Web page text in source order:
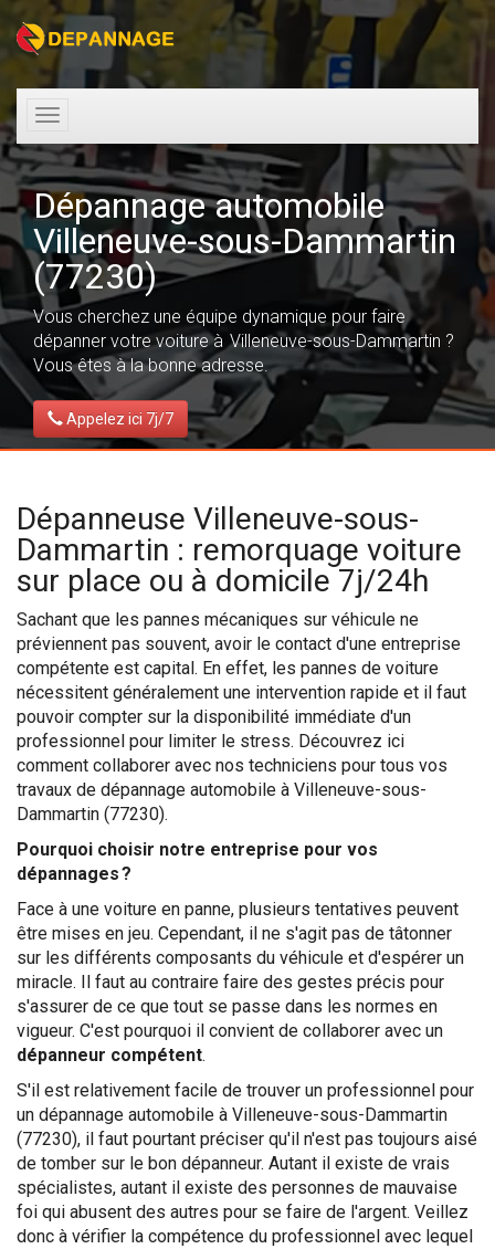
Toggle
navigation
Dépannage automobile
Villeneuve-sous-Dammartin
(77230)
Vous cherchez une équipe dynamique pour faire
dépanner votre voiture à Villeneuve-sous-Dammartin ?
Vous êtes à la bonne adresse.
Appelez ici 7j/7
Dépanneuse Villeneuve-sous-
Dammartin : remorquage voiture
sur place ou à domicile 7j/24h
Sachant que les pannes mécaniques sur véhicule ne
préviennent pas souvent, avoir le contact d'une entreprise
compétente est capital. En effet, les pannes de voiture
nécessitent généralement une intervention rapide et il faut
pouvoir compter sur la disponibilité immédiate d'un
professionnel pour limiter le stress. Découvrez ici
comment collaborer avec nos techniciens pour tous vos
travaux de dépannage automobile à Villeneuve-sous-
Dammartin (77230).
Pourquoi choisir notre entreprise pour vos
dépannages ?
Face à une voiture en panne, plusieurs tentatives peuvent
être mises en jeu. Cependant, il ne s'agit pas de tâtonner
sur les différents composants du véhicule et d'espérer un
miracle. Il faut au contraire faire des gestes précis pour
s'assurer de ce que tout se passe dans les normes en
vigueur. C'est pourquoi il convient de collaborer avec un
dépanneur compétent.
S'il est relativement facile de trouver un professionnel pour
un dépannage automobile à Villeneuve-sous-Dammartin
(77230), il faut pourtant préciser qu'il n'est pas toujours aisé
de tomber sur le bon dépanneur. Autant il existe de vrais
spécialistes, autant il existe des personnes de mauvaise
foi qui abusent des autres pour se faire de l'argent. Veillez
donc à vérifier la compétence du professionnel avec lequel